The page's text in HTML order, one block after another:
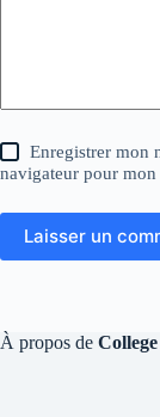
Enregistrer mon
navigateur pour
Laisser un
À propos de